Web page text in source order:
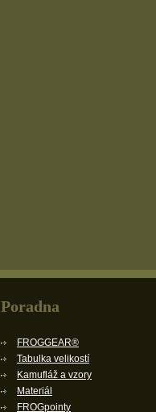
Poradna
FROGGEAR®
Tabulka velikostí
Kamufláž a vzory
Materiál
FROGpointy